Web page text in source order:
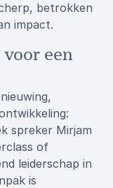
betrokken
impact.
een
spreker Mirjam
of
leiderschap in
is